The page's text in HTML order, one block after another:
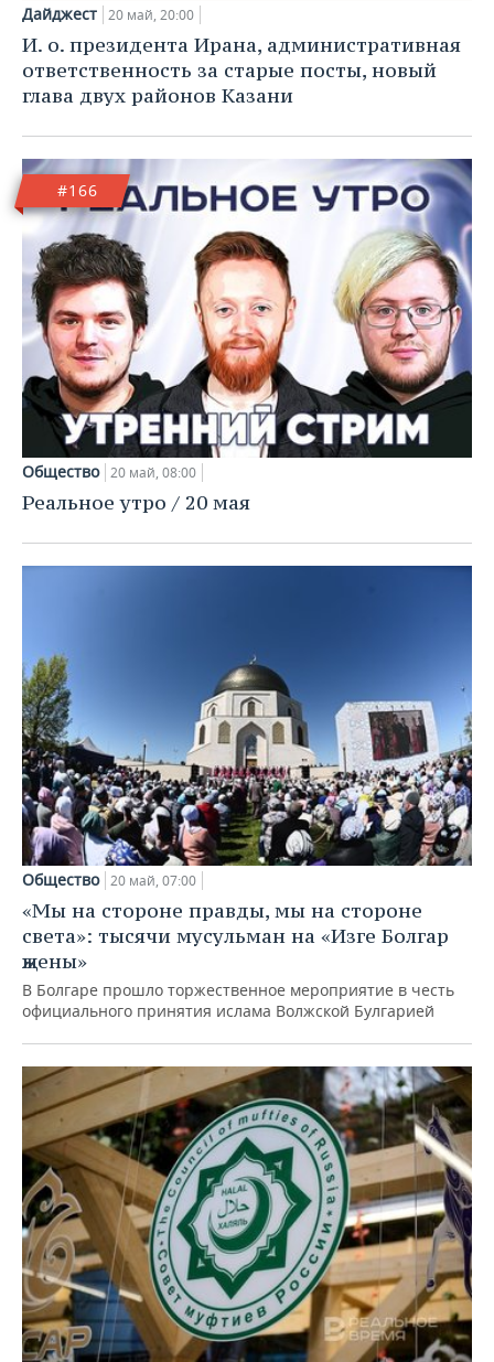
НЕФТЕХИМИЯ
НЕФТЬ
ОПК
ЭНЕРГЕТИКА
РОЗНИЧНАЯ ТОРГОВЛЯ
ТРАНСПОРТ
УСЛУГИ
НОВОСТИ ТЕХНОЛОГИЙ
IT
МЕДИА
ТЕЛЕКОММУНИКАЦИИ
МЕРОПРИЯТИЯ
НОВОСТИ МЕРОПРИЯТИЙ
ВЫЕЗДНАЯ РЕДАКЦИЯ
БИЗНЕС-БРАНЧИ
ONLINE-КОНФЕРЕНЦИИ
ОТКРЫТАЯ ЛЕКЦИЯ
СПОРТ
НОВОСТИ СПОРТА
ФУТБОЛ
ХОККЕЙ
БАСКЕТБОЛ
ВОЛЕЙБОЛ
КИБЕРСПОРТ
ФИГУРНОЕ КАТАНИЕ
ВОДНЫЕ ВИДЫ СПОРТА
ХОККЕЙ С МЯЧОМ
ОБЩЕСТВО
НОВОСТИ ОБЩЕСТВА
ВЛАСТЬ
ИНФРАСТРУКТУРА
ИСТОРИЯ
КУЛЬТУРА
МЕДИЦИНА
ОБРАЗОВАНИЕ
ПРОИСШЕСТВИЯ
ФОТОГАЛЕРЕЯ
СЮЖЕТЫ
СПРАВОЧНИК
СПИСОК ПЕРСОН
СПИСОК КОМПАНИЙ
ПОЛНАЯ ВЕРСИЯ
Дайджест 20 май, 20:00
И. о. президента Ирана, административная
ответственность за старые посты, новый
глава двух районов Казани
#166
Общество 20 май, 08:00
Реальное утро / 20 мая
Общество 20 май, 07:00
«Мы на стороне правды, мы на стороне
света»: тысячи мусульман на «Изге Болгар
җыены»
В Болгаре прошло торжественное мероприятие в честь
официального принятия ислама Волжской Булгарией